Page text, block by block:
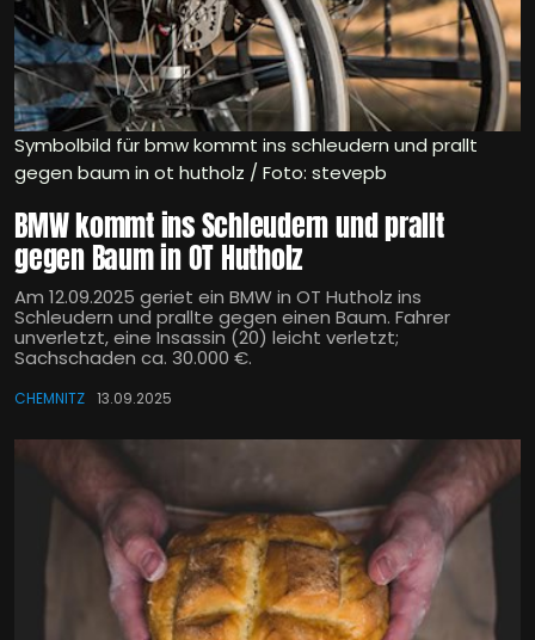
Symbolbild für bmw kommt ins schleudern und prallt
gegen baum in ot hutholz / Foto: stevepb
BMW kommt ins Schleudern und prallt
gegen Baum in OT Hutholz
Am 12.09.2025 geriet ein BMW in OT Hutholz ins
Schleudern und prallte gegen einen Baum. Fahrer
unverletzt, eine Insassin (20) leicht verletzt;
Sachschaden ca. 30.000 €.
CHEMNITZ 13.09.2025